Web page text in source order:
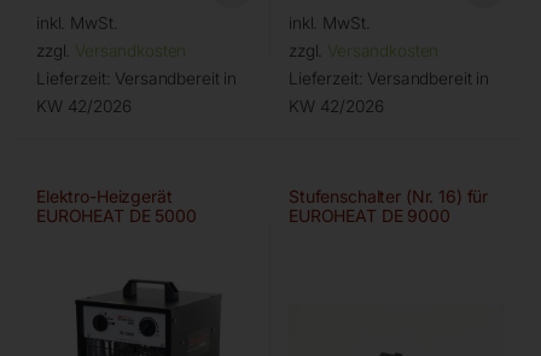
inkl. MwSt.
zzgl. Versandkosten
Lieferzeit: Versandbereit in
KW 42/2026
inkl. MwSt.
zzgl. Versandkosten
Lieferzeit: Versandbereit in
KW 42/2026
Elektro-Heizgerät
EUROHEAT DE 5000
Stufenschalter (Nr. 16) für
EUROHEAT DE 9000